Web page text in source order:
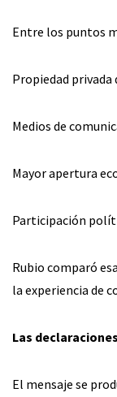
Entre los puntos
Propiedad privada
Medios de
Mayor apertura
Participación
Rubio comparó
la experiencia de
Las
El mensaje se